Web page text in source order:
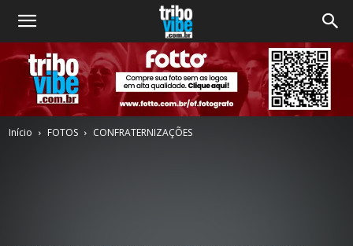
Início FOTOS CONFRATERNIZAÇÕES